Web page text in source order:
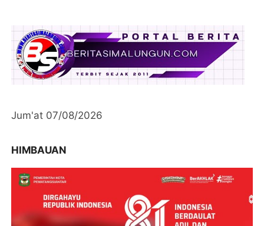
Jum'at 07/08/2026
HIMBAUAN